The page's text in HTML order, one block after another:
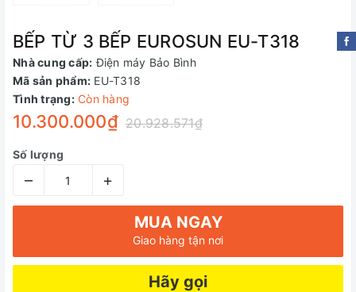
BẾP TỪ 3 BẾP EUROSUN EU-T318
Nhà cung cấp: Điện máy Bảo Bình
Mã sản phẩm: EU-T318
Tình trạng: Còn hàng
10.300.000₫ 20.928.571₫
Số lượng
– +
MUA NGAY
Giao hàng tận nơi
Hãy gọi